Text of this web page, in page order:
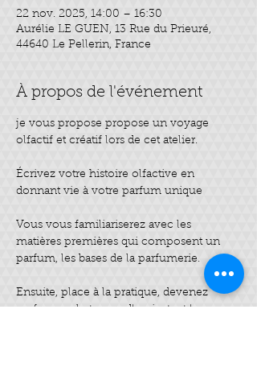
22 nov. 2025, 14:00 – 16:30
Aurélie LE GUEN, 13 Rue du Prieuré,
44640 Le Pellerin, France
À propos de l'événement
je vous propose propose un voyage
olfactif et créatif lors de cet atelier.
Écrivez votre histoire olfactive en
donnant vie à votre parfum unique
Vous vous familiariserez avec les
matières premières qui composent un
parfum, les bases de la parfumerie.
Ensuite, place à la pratique, devenez
parfumeur le temps d'un instant !